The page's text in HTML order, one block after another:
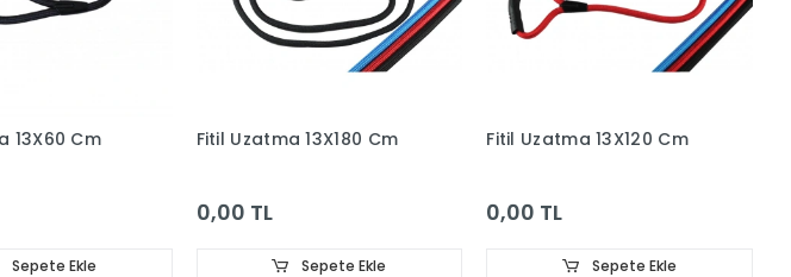
13X60 Cm
Sepete Ekle
Fitil Uzatma 13X180 Cm
0,00 TL
Sepete Ekle
Fitil Uzatma 13X120 Cm
0,00 TL
Sepete Ekle